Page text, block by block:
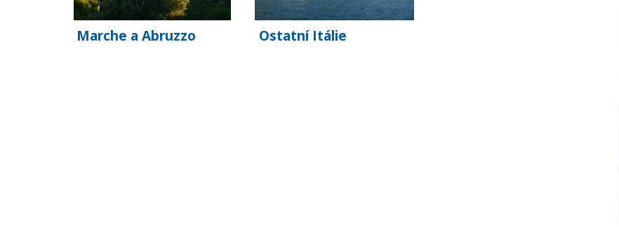
Marche a Abruzzo Ostatní Itálie